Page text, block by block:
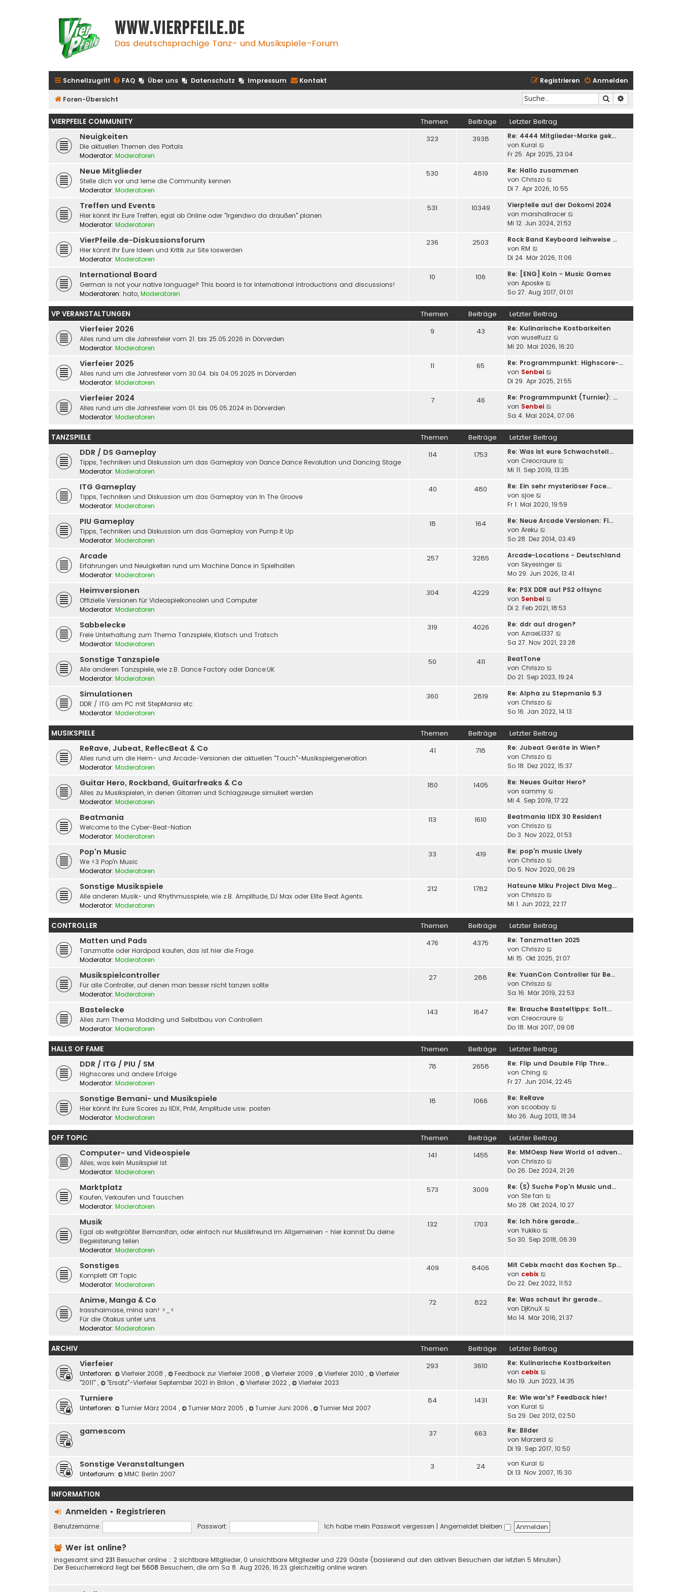
www.vierpfeile.de
Das deutschsprachige Tanz- und Musikspiele-Forum
Schnellzugriff FAQ Über uns Datenschutz Impressum Kontakt Anmelden
Registrieren
Foren-Übersicht Suche
VIERPFEILE COMMUNITY Themen Beiträge Letzter Beitrag
Neuigkeiten
Die aktuellen Themen des Portals
Moderator: Moderatoren
323 3938
Re: 4444 Mitglieder-Marke gek…
von Kurai
e
e
s
t
r
B
e
i
r
g
Fr 25. Apr 2025, 23:04
Neue Mitglieder
Stelle dich vor und lerne die Community kennen
Moderator: Moderatoren
530 4819
Re: Hallo zusammen
von Chriszo
e
e
s
t
r
e
r
a
g
Di 7. Apr 2026, 10:55
Treffen und Events
Hier könnt Ihr Eure Treffen, egal ob Online oder "irgendwo da draußen" planen
Moderator: Moderatoren
531 10349
Vierpfeile auf der Dokomi 2024
von marshallracer
e
r
i
r
a
Mi 12. Jun 2024, 21:52
VierPfeile.de-Diskussionsforum
Hier könnt Ihr Eure Ideen und Kritik zur Site loswerden
Moderator: Moderatoren
236 2503
Rock Band Keyboard leihweise …
von RM
e
e
s
t
r
B
e
i
a
g
Di 24. Mär 2026, 11:06
International Board
German is not your native language? This board is for international introductions and discussions!
Moderatoren: hato, Moderatoren
10 106
Re: [ENG] Koln - Music Games
von Aposke
e
s
t
e
r
e
t
a
So 27. Aug 2017, 01:01
VP VERANSTALTUNGEN Themen Beiträge Letzter Beitrag
Vierfeier 2026
Alles rund um die Jahresfeier vom 21. bis 25.05.2026 in Dörverden
Moderator: Moderatoren
9 43
Re: Kulinarische Kostbarkeiten
von wuselfuzz
e
e
t
r
e
i
r
a
g
Mi 20. Mai 2026, 16:20
Vierfeier 2025
Alles rund um die Jahresfeier vom 30.04. bis 04.05.2025 in Dörverden
Moderator: Moderatoren
11 65
Re: Programmpunkt: Highscore-…
von Senbei
e
e
t
r
B
e
i
t
a
Di 29. Apr 2025, 21:55
Vierfeier 2024
Alles rund um die Jahresfeier vom 01. bis 05.05.2024 in Dörverden
Moderator: Moderatoren
7 46
Re: Programmpunkt (Turnier): …
von Senbei
e
s
t
e
r
e
t
a
Sa 4. Mai 2024, 07:06
TANZSPIELE Themen Beiträge Letzter Beitrag
DDR / DS Gameplay
Tipps, Techniken und Diskussion um das Gameplay von Dance Dance Revolution und Dancing Stage
Moderator: Moderatoren
114 1753
Re: Was ist eure Schwachstell…
von Creocraure
e
e
t
e
r
g
Mi 11. Sep 2019, 13:35
ITG Gameplay
Tipps, Techniken und Diskussion um das Gameplay von In The Groove
Moderator: Moderatoren
40 480
Re: Ein sehr mysteriöser Face…
von sjoe
e
e
s
t
r
B
e
i
t
r
g
Fr 1. Mai 2020, 19:59
PIU Gameplay
Tipps, Techniken und Diskussion um das Gameplay von Pump It Up
Moderator: Moderatoren
18 164
Re: Neue Arcade Versionen: Fi…
von Areku
e
e
s
t
r
B
e
t
r
So 28. Dez 2014, 03:49
Arcade
Erfahrungen und Neuigkeiten rund um Machine Dance in Spielhallen
Moderator: Moderatoren
257 3285
Arcade-Locations - Deutschland
von Skyesinger
e
e
t
r
e
r
g
Mo 29. Jun 2026, 13:41
Heimversionen
Offizielle Versionen für Videospielkonsolen und Computer
Moderator: Moderatoren
304 4229
Re: PSX DDR auf PS2 offsync
von Senbei
e
e
s
t
e
i
r
a
g
Di 2. Feb 2021, 18:53
Sabbelecke
Freie Unterhaltung zum Thema Tanzspiele, Klatsch und Tratsch
Moderator: Moderatoren
319 4026
Re: ddr auf drogen?
von AzraeL1337
e
t
r
e
i
r
a
Sa 27. Nov 2021, 23:28
Sonstige Tanzspiele
Alle anderen Tanzspiele, wie z.B. Dance Factory oder Dance:UK
Moderator: Moderatoren
50 411
BeatTone
von Chriszo
e
e
t
r
B
e
t
a
g
Do 21. Sep 2023, 19:24
Simulationen
DDR / ITG am PC mit StepMania etc.
Moderator: Moderatoren
360 2819
Re: Alpha zu Stepmania 5.3
von Chriszo
e
s
t
r
e
i
a
So 16. Jan 2022, 14:13
MUSIKSPIELE Themen Beiträge Letzter Beitrag
ReRave, Jubeat, ReflecBeat & Co
Alles rund um die Heim- und Arcade-Versionen der aktuellen "Touch"-Musikspielgeneration
Moderator: Moderatoren
41 718
Re: Jubeat Geräte in Wien?
von Chriszo
e
e
s
r
e
r
a
g
So 18. Dez 2022, 15:37
Guitar Hero, Rockband, Guitarfreaks & Co
Alles zu Musikspielen, in denen Gitarren und Schlagzeuge simuliert werden
Moderator: Moderatoren
180 1405
Re: Neues Guitar Hero?
von sammy
e
e
t
r
e
r
g
Mi 4. Sep 2019, 17:22
Beatmania
Welcome to the Cyber-Beat-Nation
Moderator: Moderatoren
113 1610
Beatmania IIDX 30 Resident
von Chriszo
e
e
t
r
e
i
t
r
a
Do 3. Nov 2022, 01:53
Pop'n Music
We <3 Pop'n Music
Moderator: Moderatoren
33 419
Re: pop'n music Lively
von Chriszo
e
e
t
r
B
e
t
a
Do 5. Nov 2020, 06:29
Sonstige Musikspiele
Alle anderen Musik- und Rhythmusspiele, wie z.B. Amplitude, DJ Max oder Elite Beat Agents.
Moderator: Moderatoren
212 1782
Hatsune Miku Project Diva Meg…
von Chriszo
e
s
t
r
e
t
a
g
Mi 1. Jun 2022, 22:17
CONTROLLER Themen Beiträge Letzter Beitrag
Matten und Pads
Tanzmatte oder Hardpad kaufen, das ist hier die Frage.
Moderator: Moderatoren
476 4375
Re: Tanzmatten 2025
von Chriszo
e
t
r
B
e
i
t
r
a
Mi 15. Okt 2025, 21:07
Musikspielcontroller
Für alle Controller, auf denen man besser nicht tanzen sollte
Moderator: Moderatoren
27 288
Re: YuanCon Controller für Be…
von Chriszo
e
e
s
t
r
B
e
t
g
Sa 16. Mär 2019, 22:53
Bastelecke
Alles zum Thema Modding und Selbstbau von Controllern
Moderator: Moderatoren
143 1647
Re: Brauche Basteltipps: Soft…
von Creocraure
e
s
t
r
t
g
Do 18. Mai 2017, 09:08
HALLS OF FAME Themen Beiträge Letzter Beitrag
DDR / ITG / PIU / SM
Highscores und andere Erfolge
Moderator: Moderatoren
78 2658
Re: Flip und Double Flip Thre…
von Ching
e
s
t
r
B
e
i
t
a
g
Fr 27. Jun 2014, 22:45
Sonstige Bemani- und Musikspiele
Hier könnt Ihr Eure Scores zu IIDX, PnM, Amplitude usw. posten
Moderator: Moderatoren
18 1066
Re: ReRave
von scoobay
e
s
t
r
e
t
a
Mo 26. Aug 2013, 18:34
OFF TOPIC Themen Beiträge Letzter Beitrag
Computer- und Videospiele
Alles, was kein Musikspiel ist
Moderator: Moderatoren
141 1455
Re: MMOexp New World of adven…
von Chriszo
e
e
t
r
e
a
g
Do 26. Dez 2024, 21:26
Marktplatz
Kaufen, Verkaufen und Tauschen
Moderator: Moderatoren
573 3009
Re: (S) Suche Pop'n Music und…
von Ste fan
e
e
t
B
i
a
g
Mo 28. Okt 2024, 10:27
Musik
Egal ob weltgrößter Bemanifan, oder einfach nur Musikfreund im Allgemeinen - hier kannst Du deine
Begeisterung teilen
Moderator: Moderatoren
132 1703
Re: Ich höre gerade...
von Yukiko
e
s
e
B
e
i
r
a
g
So 30. Sep 2018, 06:39
Sonstiges
Komplett Off Topic
Moderator: Moderatoren
409 8406
Mit Cebix macht das Kochen Sp…
von cebix
e
e
s
t
B
e
i
r
g
Do 22. Dez 2022, 11:52
Anime, Manga & Co
Irasshaimase, mina san! >_<
Für die Otakus unter uns.
Moderator: Moderatoren
72 822
Re: Was schaut ihr gerade...
von DjKnuX
e
t
e
B
i
r
g
Mo 14. Mär 2016, 21:37
ARCHIV Themen Beiträge Letzter Beitrag
Vierfeier
Unterforen: Vierfeier 2008 , Feedback zur Vierfeier 2008 , Vierfeier 2009 , Vierfeier 2010,
Vierfeier
"2011" , "Ersatz"-Vierfeier September 2021 in Brilon , Vierfeier 2022 , Vierfeier 2023
293 3610
Re: Kulinarische Kostbarkeiten
von cebix
e
e
t
B
e
t
g
Mo 19. Jun 2023, 14:35
Turniere
Unterforen: Turnier März 2004 , Turnier März 2005 , Turnier Juni 2006 , Turnier Mai 2007
84 1431
Re: Wie war's? Feedback hier!
von Kurai
e
s
t
r
e
a
g
Sa 29. Dez 2012, 02:50
gamescom 37 663
Re: Bilder
von Marzerd
e
s
t
r
a
Di 19. Sep 2017, 10:50
Sonstige Veranstaltungen
Unterforum: MMC Berlin 2007
3 24 von Kurai
e
s
r
t
Di 13. Nov 2007, 15:30
INFORMATION
Anmelden • Registrieren
Benutzername: Passwort: Ich habe mein Passwort vergessen | Angemeldet bleiben
Wer ist online?
Insgesamt sind 231 Besucher online :: 2 sichtbare Mitglieder, 0 unsichtbare Mitglieder und 229 Gäste (basierend auf den aktiven Besuchern der letzten 5 Minuten)
Der Besucherrekord liegt bei 5608 Besuchern, die am Sa 8. Aug 2026, 16:23 gleichzeitig online waren.